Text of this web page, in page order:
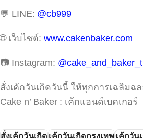
💬 LINE: @cb999
🌐 เว็บไซต์: www.cakenbaker.com
📷 Instagram:
สั่งเค้กวันเกิดวันนี้ ให้ทุกการเฉลิมฉ
Cake n’ Baker : เค้กแอนด์เบคเกอร์
สั่งเค้กวันเกิดเค้กวันเกิดกรุงเทพเค้กวัน